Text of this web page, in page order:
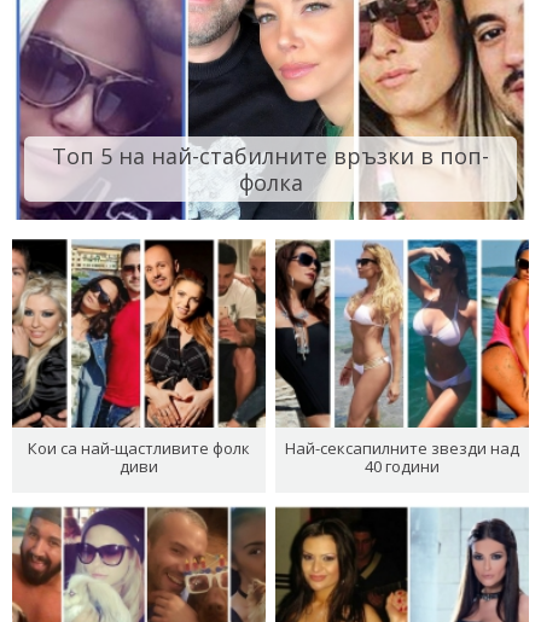
Топ 5 на най-стабилните връзки в поп-
фолка
Кои са най-щастливите фолк
диви
Най-сексапилните звезди над
40 години